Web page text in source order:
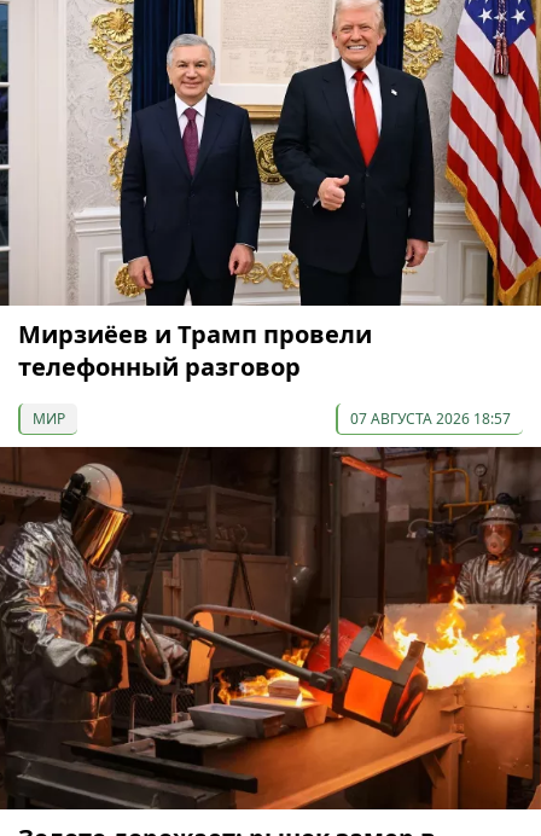
Мирзиёев и Трамп провели
телефонный разговор
МИР 07 АВГУСТА 2026 18:57